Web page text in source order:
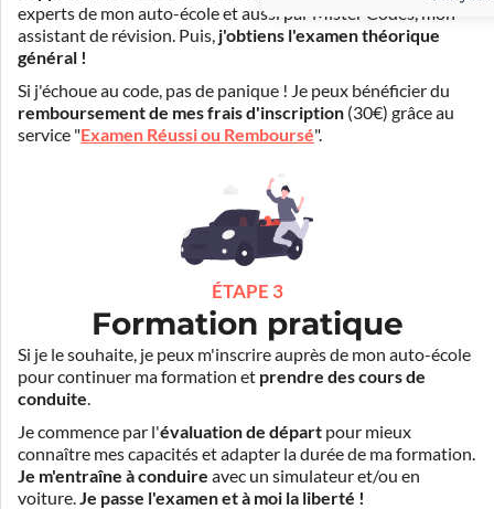
experts de mon auto-école et aussi par Mister Codes, mon
assistant de révision. Puis, j'obtiens l'examen théorique
général !
Si j'échoue au code, pas de panique ! Je peux bénéficier du
remboursement de mes frais d'inscription (30€) grâce au
service "Examen Réussi ou Remboursé".
ÉTAPE 3
Formation pratique
Si je le souhaite, je peux m'inscrire auprès de mon auto-école
pour continuer ma formation et prendre des cours de
conduite.
Je commence par l'évaluation de départ pour mieux
connaître mes capacités et adapter la durée de ma formation.
Je m'entraîne à conduire avec un simulateur et/ou en
voiture. Je passe l'examen et à moi la liberté !